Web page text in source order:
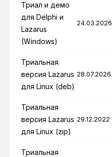
Триал и демо
для Delphi и
Lazarus
(Windows)
24.03.2026
Триальная
версия Lazarus
для Linux (deb)
28.07.2026
Триальная
версия Lazarus
для Linux (zip)
29.12.2022
Триальная